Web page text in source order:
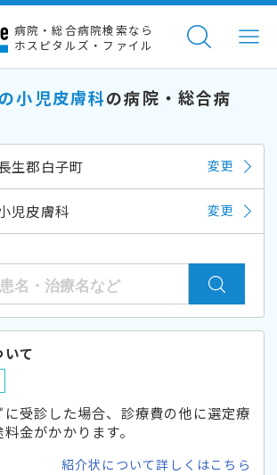
病院・総合病院検索なら
ホスピタルズ・ファイル
小児皮膚科の病院・総合病
生郡白子町 変更
児皮膚科 変更
て
受診した場合、診療費の他に選定療
金がかかります。
紹介状について詳しくはこちら